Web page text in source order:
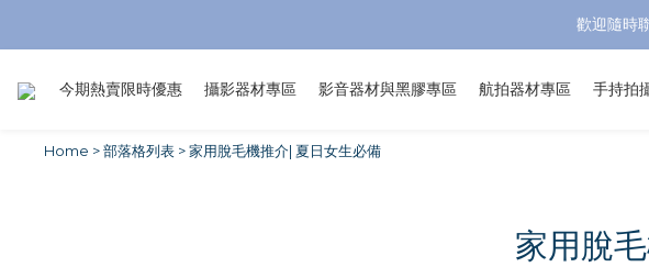
歡迎隨時
今期熱賣限時優惠 攝影器材專區 影音器材與黑膠專區 航拍器材專區 手持拍
Home >部落格列表 >家用脫毛機推介| 夏日女生必備
家用脫